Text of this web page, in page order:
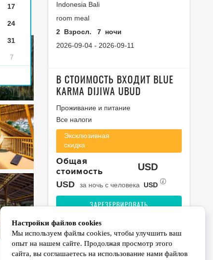
17
24
31
7
Indonesia Bali
room meal
2Взросл. 7 ночи
2026-09-04- 2026-09-11
В СТОИМОСТЬ ВХОДИТ BLUE
KARMA DIJIWA UBUD
Проживание и питание
Все налоги
Эксклюзивная
скидка
Общая
стоимость
USD
USD за ночь с человека USD
ЗАРЕЗЕРВИРОВАТЬ
Бесплатная отмена